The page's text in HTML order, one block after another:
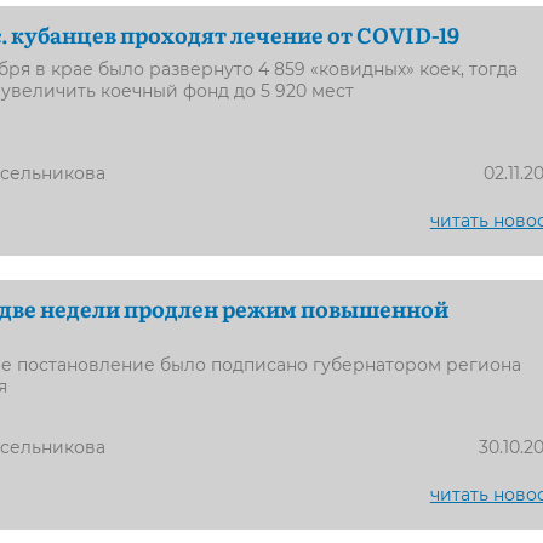
проходят лечение от COVID-19
в крае было развернуто 4 859 «ковидных» коек, тогда
коечный фонд до 5 920 мест
читать
недели продлен режим повышенной
постановление было подписано губернатором региона
читать